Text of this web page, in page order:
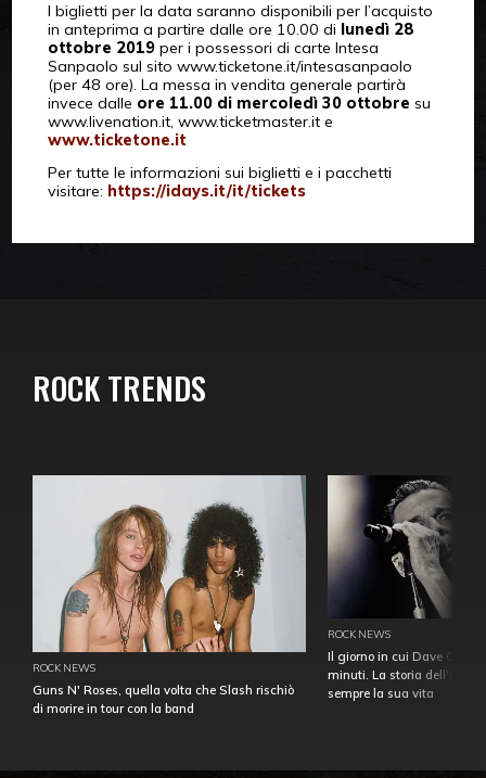
I biglietti per la data saranno disponibili per l’acquisto
in anteprima a partire dalle ore 10.00 di lunedì 28
ottobre 2019per i possessori di carte Intesa
Sanpaolo sul sito www.ticketone.it/intesasanpaolo
(per 48 ore). La messa in vendita generale partirà
invece dalle ore 11.00 di mercoledì 30 ottobre su
www.livenation.it, www.ticketmaster.it e
www.ticketone.it
Per tutte le informazioni sui biglietti e i pacchetti
visitare: https://idays.it/it/tickets
ROCK TRENDS
ROCK NEWS
Guns N' Roses, quella volta che Slash rischiò
di morire in tour con la band
ROCK NEWS
Il giorno in cui Dave
minuti. La storia
sempre la sua vita